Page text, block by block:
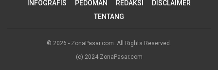
INFOGRAFIS PEDOMAN REDAKSI
DISCLAIMER
TENTANG
© 2026 - ZonaPasar.com. All Rights Reserved.
(c) 2024 ZonaPasar.com